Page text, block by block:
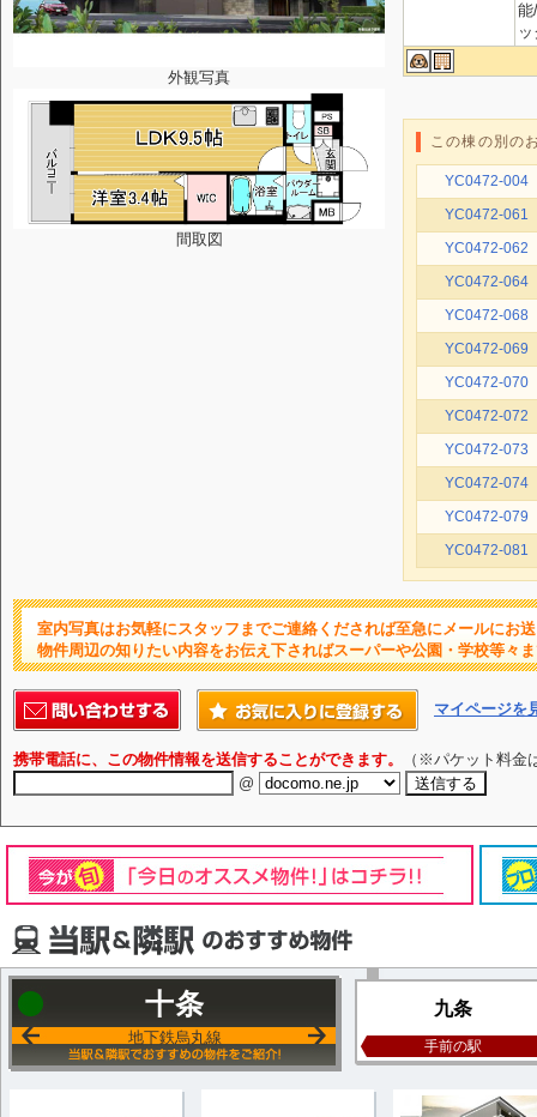
外観写真
間取図
能
この棟の別の
YC0472-004
YC0472-061
YC0472-062
YC0472-064
YC0472-068
YC0472-069
YC0472-070
YC0472-072
YC0472-073
YC0472-074
YC0472-079
YC0472-081
室内写真はお気軽にスタッフまでご連絡くだされば至急にメールにお
物件周辺の知りたい内容をお伝え下さればスーパーや公園・学校等々
マイページを
携帯電話に、この物件情報を送信することができます。
（※パケット料金
@
十条
地下鉄烏丸線
九条
手前の駅